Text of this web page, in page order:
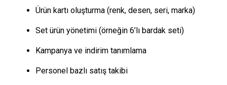
Ürün kartı oluşturma (renk, desen, seri, marka)
Set ürün yönetimi (örneğin 6’lı bardak seti)
Kampanya ve indirim tanımlama
Personel bazlı satış takibi